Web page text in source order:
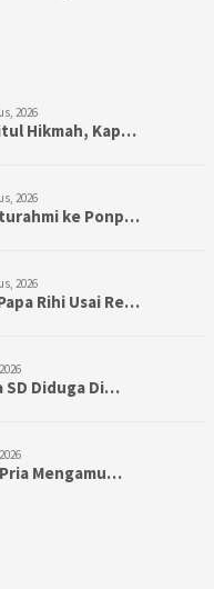
2026
Hikmah, Kap…
2026
ke Ponp…
2026
Rihi Usai Re…
SD Diduga Di…
Mengamu…